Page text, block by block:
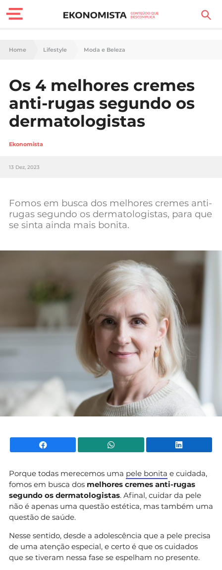
Finanças Pessoais
Carreira
Casa
Lifestyle
Sociedade
Negócios
Home Lifestyle Moda e Beleza
Os 4 melhores cremes
anti-rugas segundo os
dermatologistas
Ekonomista
13 Dez, 2023
Fomos em busca dos melhores cremes anti-
rugas segundo os dermatologistas, para que
se sinta ainda mais bonita.
Facebook WhatsApp
Porque todas merecemos uma pele bonita e cuidada,
fomos em busca dos melhores cremes anti-rugas
segundo os dermatologistas. Afinal, cuidar da pele
não é apenas uma questão estética, mas também uma
questão de saúde.
Nesse sentido, desde a adolescência que a pele precisa
de uma atenção especial, e certo é que os cuidados
que se tiveram nessa fase se espelham no presente.